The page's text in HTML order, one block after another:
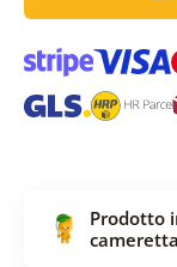
Prodotto